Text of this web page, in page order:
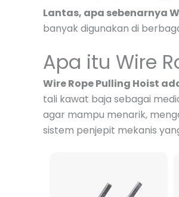
Lantas, apa sebenarnya
banyak digunakan di
Apa itu Wire
Wire Rope Pulling Hoist
tali kawat baja sebagai
agar mampu menarik,
sistem penjepit mekanis